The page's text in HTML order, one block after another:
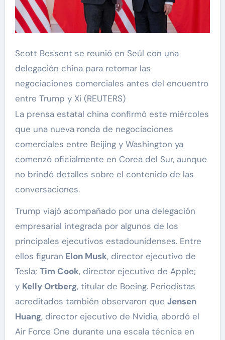
Scott Bessent se reunió en Seúl con una
delegación china para retomar las
negociaciones comerciales antes del encuentro
entre Trump y Xi (REUTERS)
La prensa estatal china confirmó este miércoles
que una nueva ronda de negociaciones
comerciales entre Beijing y Washington ya
comenzó oficialmente en Corea del Sur, aunque
no brindó detalles sobre el contenido de las
conversaciones.
Trump viajó acompañado por una delegación
empresarial integrada por algunos de los
principales ejecutivos estadounidenses. Entre
ellos figuran Elon Musk, director ejecutivo de
Tesla; Tim Cook, director ejecutivo de Apple;
y Kelly Ortberg, titular de Boeing. Periodistas
acreditados también observaron que Jensen
Huang, director ejecutivo de Nvidia, abordó el
Air Force One durante una escala técnica en